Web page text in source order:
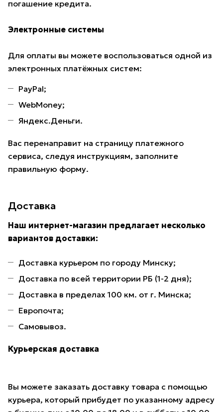
погашение кредита.
Электронные системы
Для оплаты вы можете воспользоваться одной из
электронных платёжных систем:
PayPal;
WebMoney;
Яндекс.Деньги.
Вас перенаправит на страницу платежного
сервиса, следуя инструкциям, заполните
правильную форму.
Доставка
Наш интернет-магазин предлагает несколько
вариантов доставки:
Доставка курьером по городу Минску;
Доставка по всей территории РБ (1-2 дня);
Доставка в пределах 100 км. от г. Минска;
Европочта;
Самовывоз.
Курьерская доставка
Вы можете заказать доставку товара с помощью
курьера, который прибудет по указанному адресу